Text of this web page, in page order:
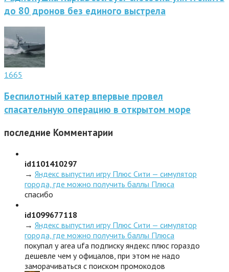
до 80 дронов без единого выстрела
1665
Беспилотный катер впервые провел
спасательную операцию в открытом море
последние Комментарии
id1101410297
→ Яндекс выпустил игру Плюс Сити — симулятор
города, где можно получить баллы Плюса
спасибо
id1099677118
→ Яндекс выпустил игру Плюс Сити — симулятор
города, где можно получить баллы Плюса
покупал у area ufa подписку яндекс плюс гораздо
дешевле чем у офицалов, при этом не надо
заморачиваться с поиском промокодов